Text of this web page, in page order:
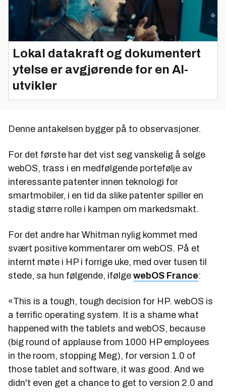
Lokal datakraft og dokumentert
ytelse er avgjørende for en AI-
utvikler
Denne antakelsen bygger på to observasjoner.
For det første har det vist seg vanskelig å selge
webOS, trass i en medfølgende portefølje av
interessante patenter innen teknologi for
smartmobiler, i en tid da slike patenter spiller en
stadig større rolle i kampen om markedsmakt.
For det andre har Whitman nylig kommet med
svært positive kommentarer om webOS. På et
internt møte i HP i forrige uke, med over tusen til
stede, sa hun følgende, ifølge webOS France:
«This is a tough, tough decision for HP. webOS is
a terrific operating system. It is a shame what
happened with the tablets and webOS, because
(big round of applause from 1000 HP employees
in the room, stopping Meg), for version 1.0 of
those tablet and software, it was good. And we
didn't even get a chance to get to version 2.0 and